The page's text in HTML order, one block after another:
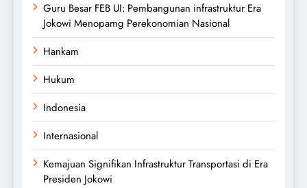
Guru Besar FEB UI: Pembangunan infrastruktur Era
Jokowi Menopamg Perekonomian Nasional
Hankam
Hukum
Indonesia
Internasional
Kemajuan Signifikan Infrastruktur Transportasi di Era
Presiden Jokowi